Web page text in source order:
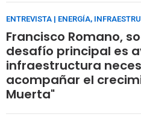
ENTREVISTA | ENERGÍA,
Francisco Romano,
desafío principal es
infraestructura
acompañar el
Muerta"